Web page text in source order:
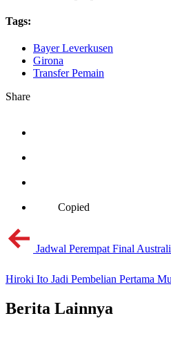
Tags:
Bayer Leverkusen
Girona
Transfer Pemain
Share
Copied
Jadwal Perempat Final
Hiroki Ito Jadi Pembelian Pertama
Berita Lainnya